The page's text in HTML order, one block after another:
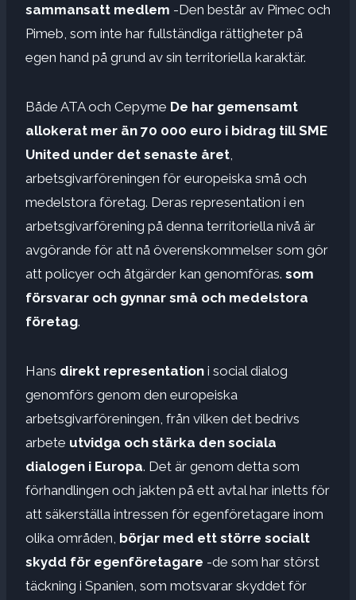
sammansatt medlem -Den består av Pimec och
Pimeb, som inte har fullständiga rättigheter på
egen hand på grund av sin territoriella karaktär.
Både ATA och Cepyme De har gemensamt
allokerat mer än 70 000 euro i bidrag till SME
United under det senaste året
arbetsgivarföreningen för europeiska små och
medelstora företag. Deras representation i en
arbetsgivarförening på denna territoriella nivå är
avgörande för att nå överenskommelser som gör
att policyer och åtgärder kan genomföras. som
försvarar och gynnar små och medelstora
företag.
Hans direkt representation i social dialog
genomförs genom den europeiska
arbetsgivarföreningen, från vilken det bedrivs
arbete utvidga och stärka den sociala
dialogen i Europa. Det är genom detta som
förhandlingen och jakten på ett avtal har inletts för
att säkerställa intressen för egenföretagare inom
olika områden, börjar med ett större socialt
skydd för egenföretagare -de som har störst
täckning i Spanien, som motsvarar skyddet för